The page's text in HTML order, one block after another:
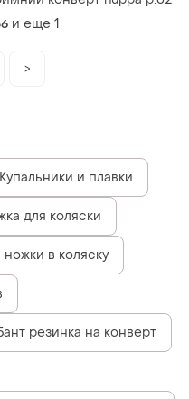
и еще 1
>
Купальники и плавки
для коляски
в коляску
резинка на конверт